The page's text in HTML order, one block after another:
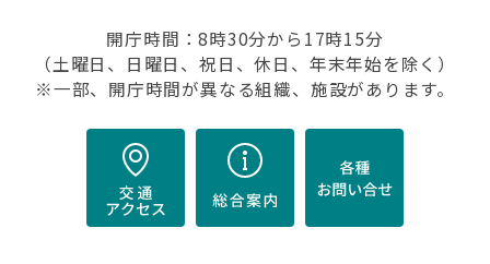
開庁時間：8時30分から17時15分
（土曜日、日曜日、祝日、休日、年末年始を除く）
※一部、開庁時間が異なる組織、施設があります。